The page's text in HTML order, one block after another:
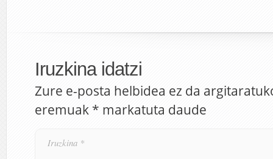
Iruzkina idatzi
Zure e-posta helbidea ez da
eremuak * markatuta daude